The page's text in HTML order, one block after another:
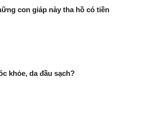
con giáp này tha hồ có tiền
khỏe, da đầu sạch?